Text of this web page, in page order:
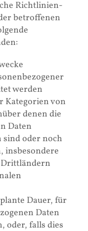
Richtlinien-
betroffenen
werden
Kategorien von
denen die
Daten
sind oder noch
insbesondere
Dauer, für
Daten
oder, falls dies